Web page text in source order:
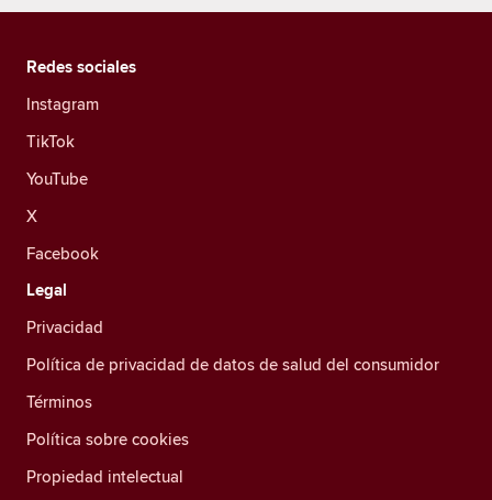
Redes sociales
Instagram
TikTok
YouTube
X
Facebook
Legal
Privacidad
Política de privacidad de datos de salud del consumidor
Términos
Política sobre cookies
Propiedad intelectual